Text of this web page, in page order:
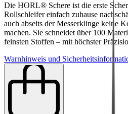
Die HORL® Schere ist die erste
Rollschleifer einfach zuhause
auch abseits der Messerklinge keine
machen. Sie schneidet über 100
feinsten Stoffen – mit höchster
Warnhinweis und